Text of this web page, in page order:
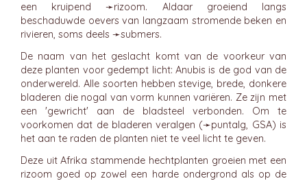
een kruipend ➛rizoom. Aldaar groeiend langs
beschaduwde oevers van langzaam stromende beken en
rivieren, soms deels ➛submers.
De naam van het geslacht komt van de voorkeur van
deze planten voor gedempt licht: Anubis is de god van de
onderwereld. Alle soorten hebben stevige, brede, donkere
bladeren die nogal van vorm kunnen variëren. Ze zijn met
een 'gewricht' aan de bladsteel verbonden. Om te
voorkomen dat de bladeren veralgen (➛puntalg, GSA) is
het aan te raden de planten niet te veel licht te geven.
Deze uit Afrika stammende hechtplanten groeien met een
rizoom goed op zowel een harde ondergrond als op de